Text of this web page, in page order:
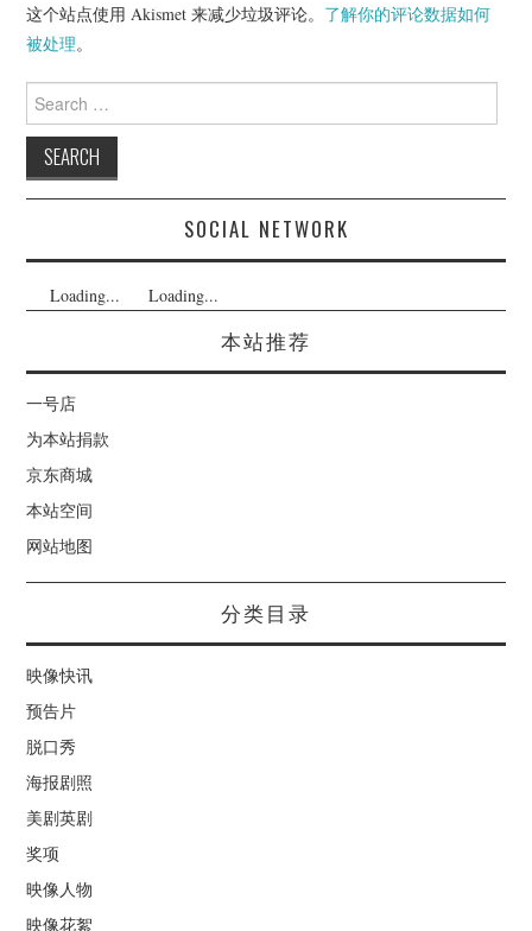
这个站点使用 Akismet 来减少垃圾评论。 了解你的评论数据如何
被处理。
Search
for:
SOCIAL NETWORK
Loading... Loading...
本站推荐
一号店
为本站捐款
京东商城
本站空间
网站地图
分类目录
映像快讯
预告片
脱口秀
海报剧照
美剧英剧
奖项
映像人物
映像花絮